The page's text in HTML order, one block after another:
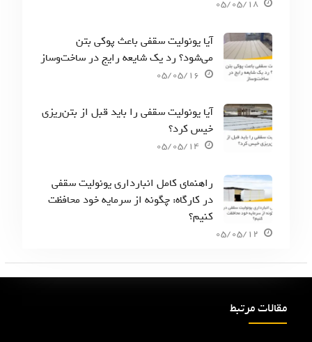
05/05/18
آیا یونولیت سقفی باعث پوکی بتن
می‌شود؟ رد یک شایعه رایج در ساخت‌وساز
05/05/16
آیا یونولیت سقفی را باید قبل از بتن‌ریزی
خیس کرد؟
05/05/14
راهنمای کامل انبارداری یونولیت سقفی
در کارگاه: چگونه از سرمایه خود محافظت
کنیم؟
05/05/12
مقالات مرتبط